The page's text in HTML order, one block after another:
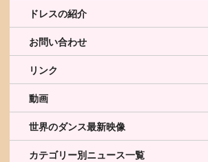
ドレスの紹介
お問い合わせ
リンク
動画
世界のダンス最新映像
カテゴリー別ニュース一覧